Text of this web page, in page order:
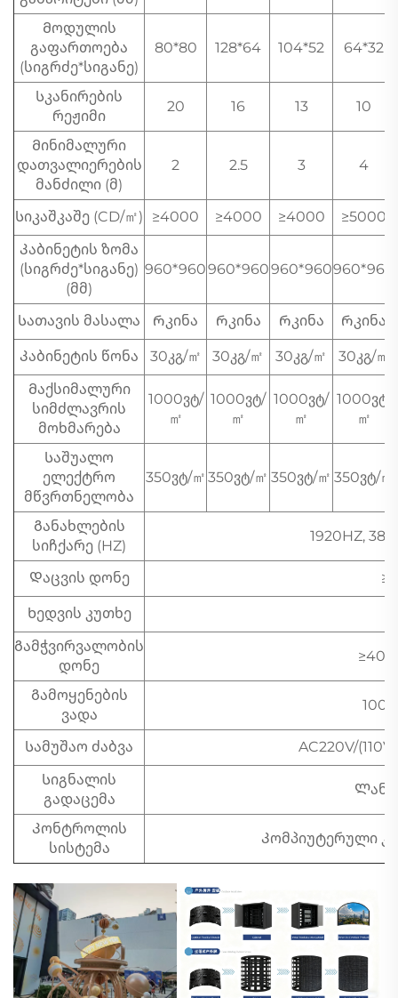
Მოდულის
გაფართოება
(სიგრძე*სიგანე)
80*80 128*64 104*52 64*32
Სკანირების
რეჟიმი
20 16 13 10
Მინიმალური
დათვალიერების
მანძილი (მ)
2 2.5 3 4
Სიკაშკაშე (CD/㎡) ≥4000 ≥4000 ≥4000
≥5000
Კაბინეტის ზომა
(სიგრძე*სიგანე)
(მმ)
960*960960*960960*960960*960
Სათავის მასალა Რკინა Რკინა Რკინა Რკინა
Კაბინეტის წონა 30კგ/㎡ 30კგ/㎡ 30კგ/㎡
30კგ/㎡
Მაქსიმალური
სიმძლავრის
მოხმარება
1000ვტ/
㎡
1000ვტ/
㎡
1000ვტ/
㎡
1000ვტ/
㎡
Საშუალო
ელექტრო
მწვრთნელობა
350ვტ/㎡ 350ვტ/㎡ 350ვტ/㎡ 350ვტ/㎡
Განახლების
სიჩქარე (HZ)
1920HZ,
Დაცვის დონე
Ხედვის კუთხე
Გამჭვირვალობის
დონე
Გამოყენების
ვადა
Სამუშაო ძაბვა
AC220V/
Სიგნალის
გადაცემა
Ლან
Კონტროლის
სისტემა
Კომპიუტერული